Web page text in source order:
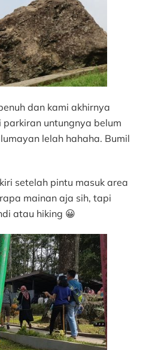
dan kami akhirnya
untungnya belum
lelah hahaha. Bumil
setelah pintu masuk area
mainan aja sih, tapi
atau hiking 😀